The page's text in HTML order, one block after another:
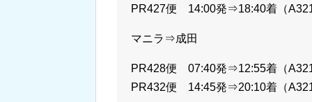
PR427便 14:00発⇒18:40着（A321
マニラ⇒成田
PR428便 07:40発⇒12:55着（A321
PR432便 14:45発⇒20:10着（A321